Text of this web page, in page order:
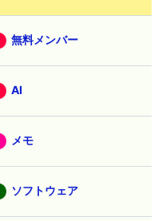
無料メンバー
AI
メモ
ソフトウェア